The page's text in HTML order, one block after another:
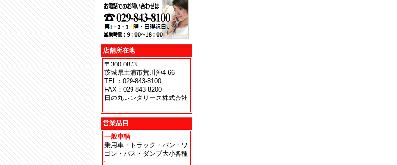
店舗所在地
〒300-0873
茨城県土浦市荒川沖4-66
TEL：029-843-8100
FAX：029-843-8200
日の丸レンタリース株式会社
営業品目
一般車輌
乗用車・トラック・バン・ワ
ゴン・バス・ダンプ大小各種